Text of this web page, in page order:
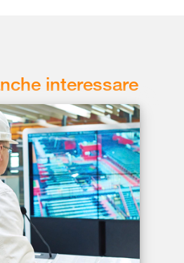
interessare